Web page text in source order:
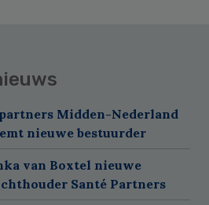
Midden-Nederland
nieuwe bestuurder
van Boxtel nieuwe
Santé Partners